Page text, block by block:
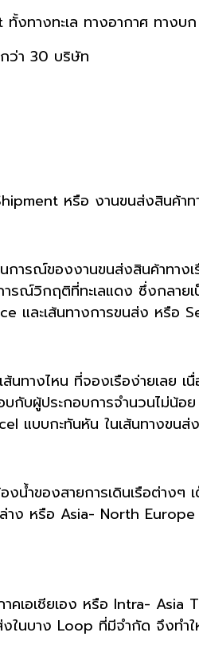
ทั้งทางทะเล ทางอากาศ ทางบ
ว่า 30 บริษัท
หรือ งานขนส่งสินค้า
การณ์ของงานขนส่งสินค้าทา
รณ์วิกฤติที่ทะเลแดง ซึ่งกลาย
และเส้นทางการขนส่ง หรือ
นทางไหน ที่จองเรือง่ายเลย
บกับผู้ประกอบการจำนวนไม่น้
แบบกะทันหัน ในเส้นทางขนส่
น้ำของสายการเดินเรือต่างๆ
ล่าง หรือ Asia- North
คเอเชียเอง หรือ Intra- Asia
นบาง Loop ที่มีจำกัด จึงทำใ